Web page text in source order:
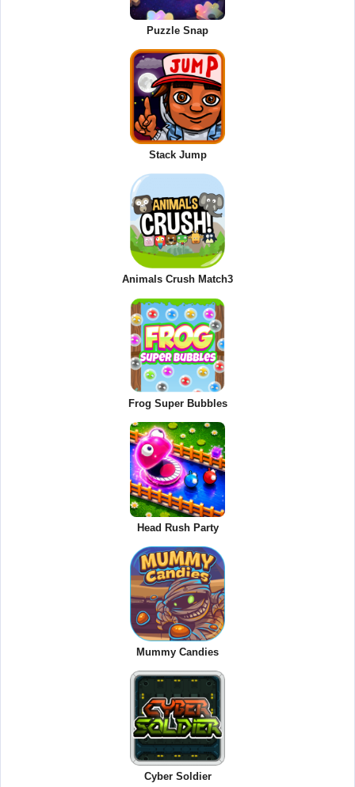
Puzzle Snap
Stack Jump
Animals Crush Match3
Frog Super Bubbles
Head Rush Party
Mummy Candies
Cyber Soldier